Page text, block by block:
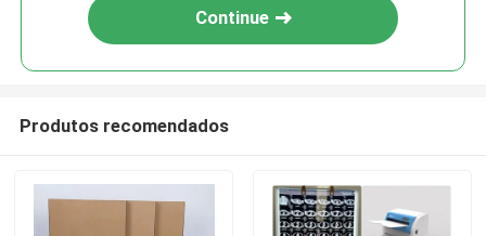
Continue
Produtos recomendados